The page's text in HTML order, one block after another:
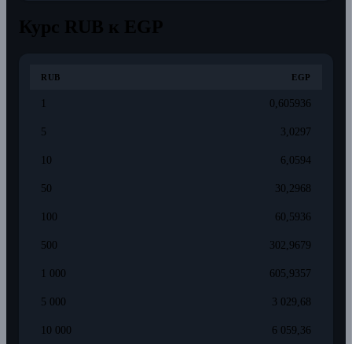
RUB EGP
1 0,605936
5 3,0297
10 6,0594
50 30,2968
100 60,5936
500 302,9679
1 000 605,9357
5 000 3 029,68
10 000 6 059,36